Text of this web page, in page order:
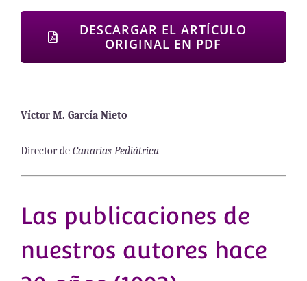
DESCARGAR EL ARTÍCULO
ORIGINAL EN PDF
Víctor M. García Nieto
Director de Canarias Pediátrica
Las publicaciones de
nuestros autores hace